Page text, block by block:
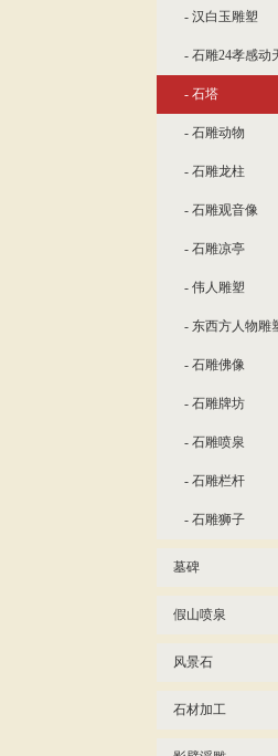
- 汉白玉雕塑
- 石雕24孝感动
- 石塔
- 石雕动物
- 石雕龙柱
- 石雕观音像
- 石雕凉亭
- 伟人雕塑
- 东西方人物雕
- 石雕佛像
- 石雕牌坊
- 石雕喷泉
- 石雕栏杆
- 石雕狮子
墓碑
假山喷泉
风景石
石材加工